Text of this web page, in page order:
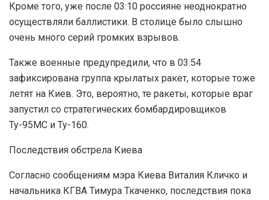
Кроме того, уже после 03:10 россияне неоднократно
осуществляли баллистики. В столице было слышно
очень много серий громких взрывов.
Также военные предупредили, что в 03:54
зафиксирована группа крылатых ракет, которые тоже
летят на Киев. Это, вероятно, те ракеты, которые враг
запустил со стратегических бомбардировщиков
Ту-95МС и Ту-160.
Последствия обстрела Киева
Согласно сообщениям мэра Киева Виталия Кличко и
начальника КГВА Тимура Ткаченко, последствия пока